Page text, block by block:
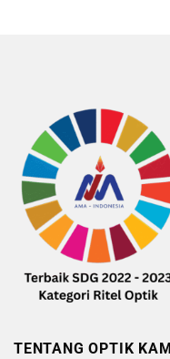
TENTANG OPTIK KAMI